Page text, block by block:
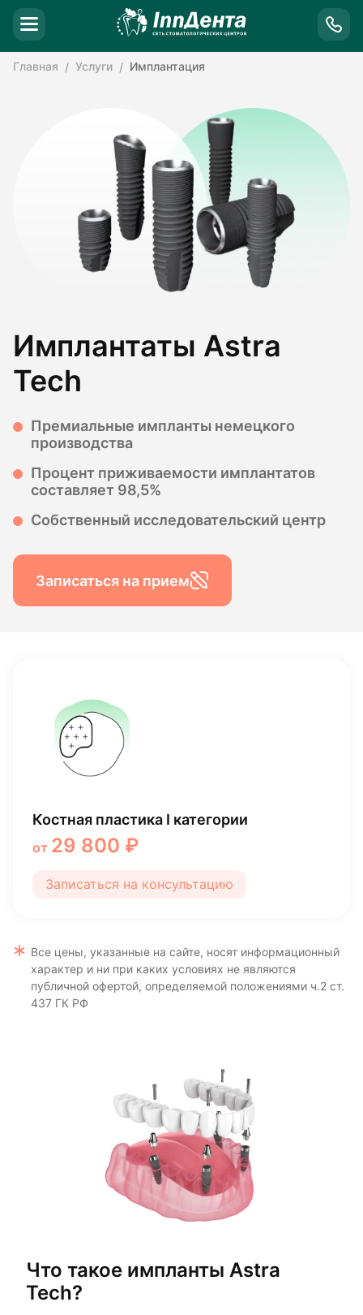
Главная Услуги Имплантация
Имплантаты Astra
Tech
Премиальные импланты немецкого
производства
Процент приживаемости имплантатов
составляет 98,5%
Собственный исследовательский центр
Записаться на прием
Удаление 8 зуба (зуб мудрости)
от 9 371 ₽
Записаться на консультацию
Все цены, указанные на сайте, носят информационный
характер и ни при каких условиях не являются
публичной офертой, определяемой положениями ч.2 ст.
437 ГК РФ
Что такое импланты Astra
Tech?